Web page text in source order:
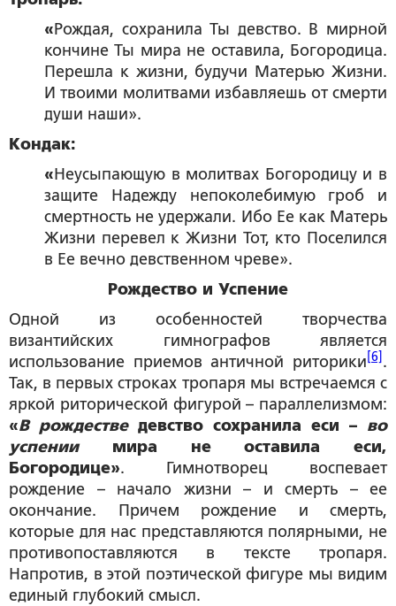
« Рождая, сохранила Ты девство. В мирной
кончине Ты мира не оставила, Богородица.
Перешла к жизни, будучи Матерью Жизни.
И твоими молитвами избавляешь от смерти
души наши».
Кондак:
« Неусыпающую в молитвах Богородицу и в
защите Надежду непоколебимую гроб и
смертность не удержали. Ибо Ее как Матерь
Жизни перевел к Жизни Тот, кто Поселился
в Ее вечно девственном чреве».
Рождество и Успение
Одной из особенностей творчества
византийских гимнографов является
использование приемов античной риторики [6] .
Так, в первых строках тропаря мы встречаемся с
яркой риторической фигурой – параллелизмом:
«В рождестведевство сохранила еси – во
успениимира не оставила еси,
Богородице». Гимнотворец воспевает
рождение – начало жизни – и смерть – ее
окончание. Причем рождение и смерть,
которые для нас представляются полярными, не
противопоставляются в тексте тропаря.
Напротив, в этой поэтической фигуре мы видим
единый глубокий смысл.